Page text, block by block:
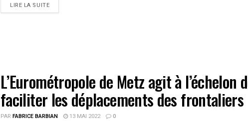
LIRE LA SUITE
L’Eurométropole de Metz agit à
faciliter les déplacements des frontaliers
PAR FABRICE BARBIAN 13 MAI 2022 0